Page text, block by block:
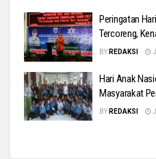
Peringatan
Tercoreng,
BY REDAKSI
Hari Anak
Masyarakat
BY REDAKSI